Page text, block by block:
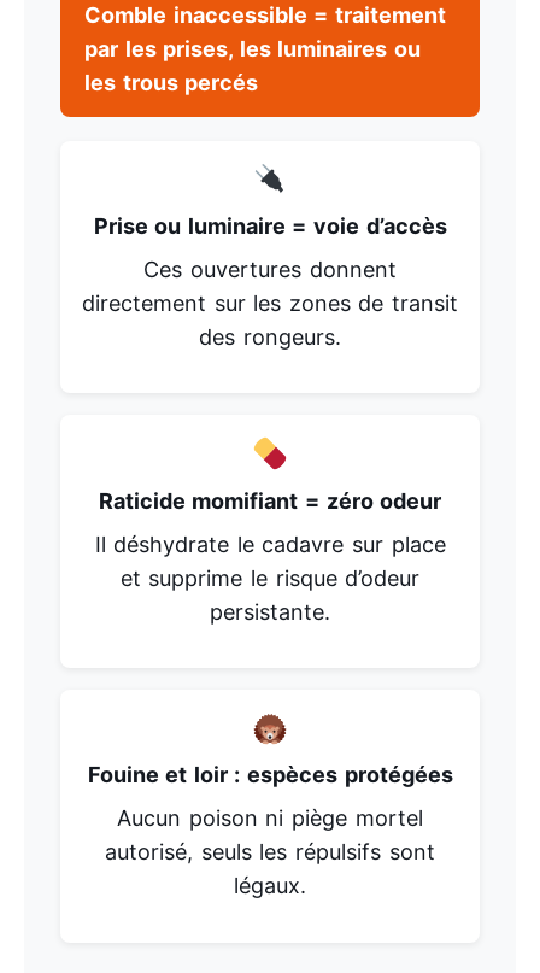
Comble inaccessible = traitement
par les prises, les luminaires ou
les trous percés
Prise ou luminaire = voie d’accès
Ces ouvertures donnent
directement sur les zones de transit
des rongeurs.
Raticide momifiant = zéro odeur
Il déshydrate le cadavre sur place
et supprime le risque d’odeur
persistante.
Fouine et loir : espèces protégées
Aucun poison ni piège mortel
autorisé, seuls les répulsifs sont
légaux.